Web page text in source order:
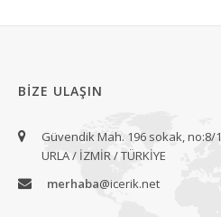
BIZE ULAŞIN
Güvendik Mah. 196 sokak, no:8/1
URLA / İZMİR / TÜRKİYE
merhaba@icerik.net